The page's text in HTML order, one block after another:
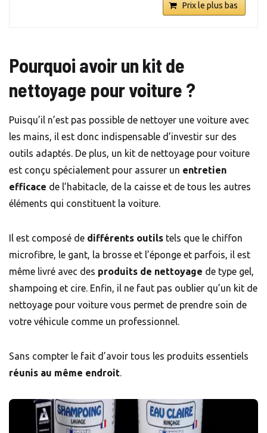
Prix le plus bas
Pourquoi avoir un kit de
nettoyage pour voiture ?
Puisqu’il n’est pas possible de nettoyer une voiture avec
les mains, il est donc indispensable d’investir sur des
outils adaptés. De plus, un kit de nettoyage pour voiture
est conçu spécialement pour assurer un entretien
efficace de l’habitacle, de la caisse et de tous les autres
éléments qui constituent la voiture.
Il est composé de différents outils tels que le chiffon
microfibre, le gant, la brosse et l’éponge et parfois, il est
même livré avec des produits de nettoyage de type gel,
shampoing et cire. Enfin, il ne faut pas oublier qu’un kit de
nettoyage pour voiture vous permet de prendre soin de
votre véhicule comme un professionnel.
Sans compter le fait d’avoir tous les produits essentiels
réunis au même endroit.